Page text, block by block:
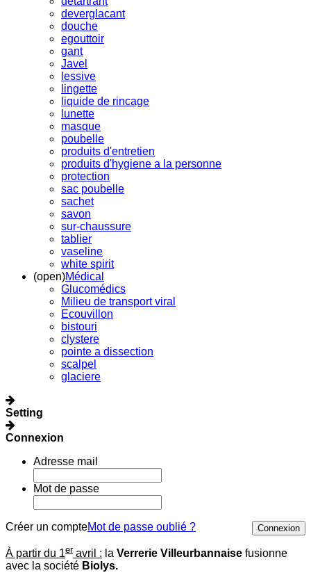
deverglacant
douche
egouttoir
gant
Javel
lessive
lingette
liquide de rincage
lunette
masque
poubelle
produits d'entretien
produits d'hygiene a la personne
protection
sac poubelle
sachet
savon
sur-chaussure
tablier
vaseline
white spirit
(open)Médical
Glucomédics
Milieu de transport viral
Ecouvillon
bistouri
clystere
pointe a dissection
scalpel
glaciere
Setting
Connexion
Adresse mail
Mot de passe
Créer un compte Connexion
Mot de passe oublié ?
À partir du 1er avril : la Verrerie Villeurbannaise fusionne
avec la société Biolys.